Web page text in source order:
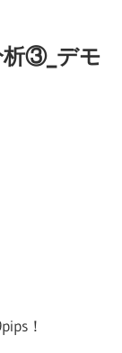
析③_デモ
！